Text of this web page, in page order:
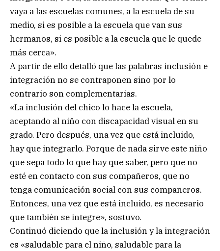
vaya a las escuelas comunes, a la escuela de su
medio, si es posible a la escuela que van sus
hermanos, si es posible a la escuela que le quede
más cerca».
A partir de ello detalló que las palabras inclusión e
integración no se contraponen sino por lo
contrario son complementarias.
«La inclusión del chico lo hace la escuela,
aceptando al niño con discapacidad visual en su
grado. Pero después, una vez que está incluido,
hay que integrarlo. Porque de nada sirve este niño
que sepa todo lo que hay que saber, pero que no
esté en contacto con sus compañeros, que no
tenga comunicación social con sus compañeros.
Entonces, una vez que está incluido, es necesario
que también se integre», sostuvo.
Continuó diciendo que la inclusión y la integración
es «saludable para el niño, saludable para la